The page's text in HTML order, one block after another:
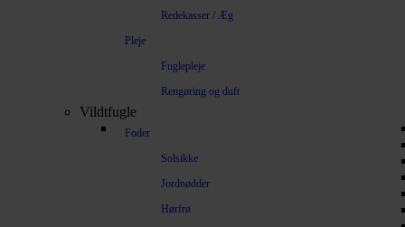
Redekasser / Æg
Pleje
Fuglepleje
Rengøring og duft
Vildtfugle
Foder
Solsikke
Jordnødder
Hørfrø